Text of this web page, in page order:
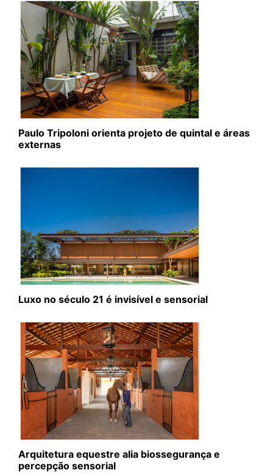
Paulo Tripoloni orienta projeto de quintal e áreas
externas
Luxo no século 21 é invisível e sensorial
Arquitetura equestre alia biossegurança e
percepção sensorial